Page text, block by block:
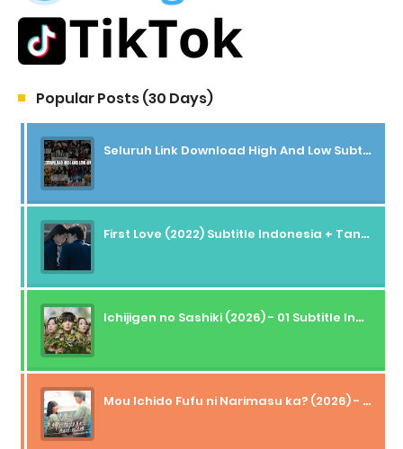
Popular Posts (30 Days)
Seluruh Link Download High And Low Subtitle Indonesia
First Love (2022) Subtitle Indonesia + Tanpa Iklan + Streaming + 1080p
Ichijigen no Sashiki (2026) - 01 Subtitle Indonesia
Mou Ichido Fufu ni Narimasu ka? (2026) - 01 Subtitle Indonesia